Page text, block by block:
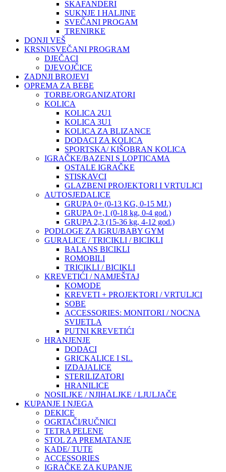
SKAFANDERI
SUKNJE I HALJINE
SVEČANI PROGAM
TRENIRKE
DONJI VEŠ
KRSNI/SVEČANI PROGRAM
DJEČACI
DJEVOJČICE
ZADNJI BROJEVI
OPREMA ZA BEBE
TORBE/ORGANIZATORI
KOLICA
KOLICA 2U1
KOLICA 3U1
KOLICA ZA BLIZANCE
DODACI ZA KOLICA
SPORTSKA/ KIŠOBRAN KOLICA
IGRAČKE/BAZENI S LOPTICAMA
OSTALE IGRAČKE
STISKAVCI
GLAZBENI PROJEKTORI I VRTULJCI
AUTOSJEDALICE
GRUPA 0+ (0-13 KG, 0-15 MJ.)
GRUPA 0+,1 (0-18 kg, 0-4 god.)
GRUPA 2,3 (15-36 kg, 4-12 god.)
PODLOGE ZA IGRU/BABY GYM
GURALICE / TRICIKLI / BICIKLI
BALANS BICIKLI
ROMOBILI
TRICIKLI / BICIKLI
KREVETIĆI / NAMJEŠTAJ
KOMODE
KREVETI + PROJEKTORI / VRTULJCI
SOBE
ACCESSORIES: MONITORI / NOCNA
SVIJETLA
PUTNI KREVETIĆI
HRANJENJE
DODACI
GRICKALICE I SL.
IZDAJALICE
STERILIZATORI
HRANILICE
NOSILJKE / NJIHALJKE / LJULJAČE
KUPANJE I NJEGA
DEKICE
OGRTAČI/RUČNICI
TETRA PELENE
STOL ZA PREMATANJE
KADE/ TUTE
ACCESSORIES
IGRAČKE ZA KUPANJE